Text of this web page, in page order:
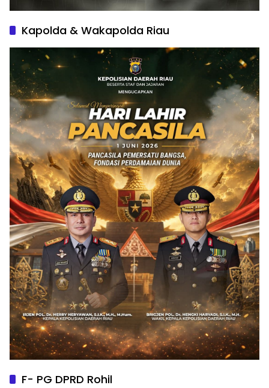
Kapolda & Wakapolda Riau
F- PG DPRD Rohil